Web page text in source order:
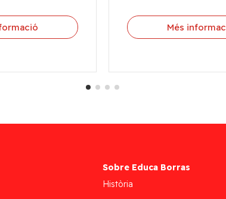
Més
Sobre Educa Borras
Història